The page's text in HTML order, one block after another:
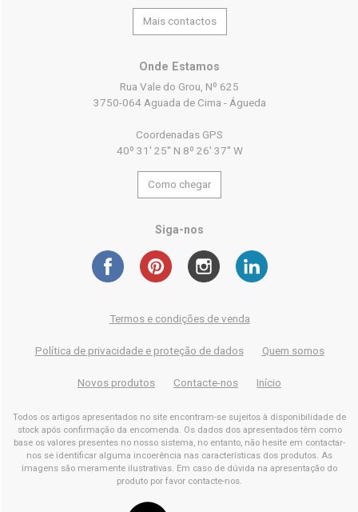
Mais contactos
Onde Estamos
Rua Vale do Grou, Nº 625
3750-064 Aguada de Cima - Águeda
Coordenadas GPS
40º 31' 25'' N 8º 26' 37'' W
Como chegar
Siga-nos
Termos e condições de venda
Política de privacidade e proteção de dados Quem somos
Novos produtos Contacte-nos Início
Todos os artigos apresentados no site encontram-se sujeitos à disponibilidade de
stock após confirmação da encomenda. Os dados dos apresentados têm como
base os valores presentes no nosso sistema, no entanto, não hesite em contactar-
nos se identificar alguma incoerência nas características dos produtos. As
imagens são meramente ilustrativas. Em caso de dúvida na apresentação do
produto por favor contacte-nos.